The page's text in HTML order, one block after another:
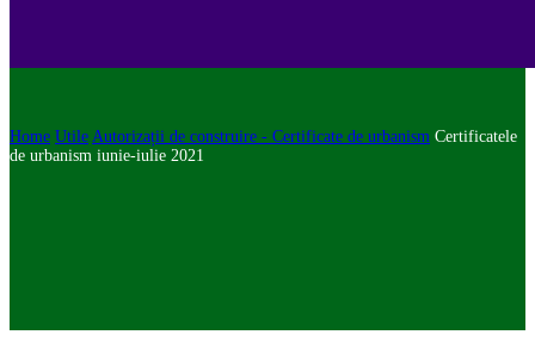
Home Utile Autorizații de construire - Certificate de urbanism Certificatele
de urbanism iunie-iulie 2021